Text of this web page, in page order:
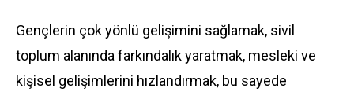
Gençlerin çok yönlü gelişimini sağlamak, sivil
toplum alanında farkındalık yaratmak, mesleki ve
kişisel gelişimlerini hızlandırmak, bu sayede